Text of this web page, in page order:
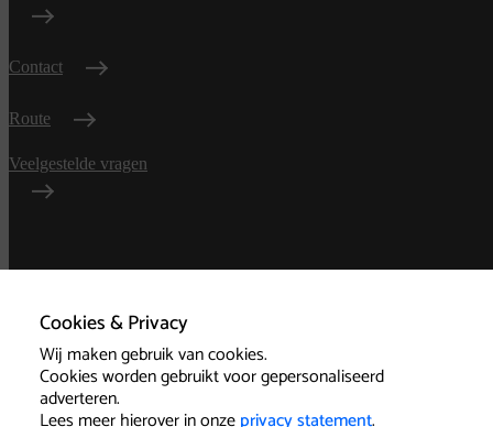
Cookies & Privacy
Wij maken gebruik van cookies.
Cookies worden gebruikt voor gepersonaliseerd
adverteren.
Lees meer hierover in onzeprivacy statement.
Contact
Route
Veelgestelde vragen
voorwaarden
Privacy
Technische informatie